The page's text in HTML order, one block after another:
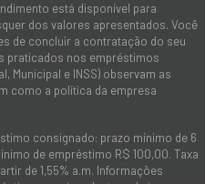
está disponível para
dos valores apresentados. Você
de concluir a contratação do seu
praticados nos empréstimos
Municipal e INSS) observam as
como a política da empresa
consignado: prazo mínimo de 6
de empréstimo R$ 100,00. Taxa
de 1,55% a.m. Informações